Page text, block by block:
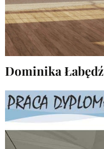
Dominika Łabędź